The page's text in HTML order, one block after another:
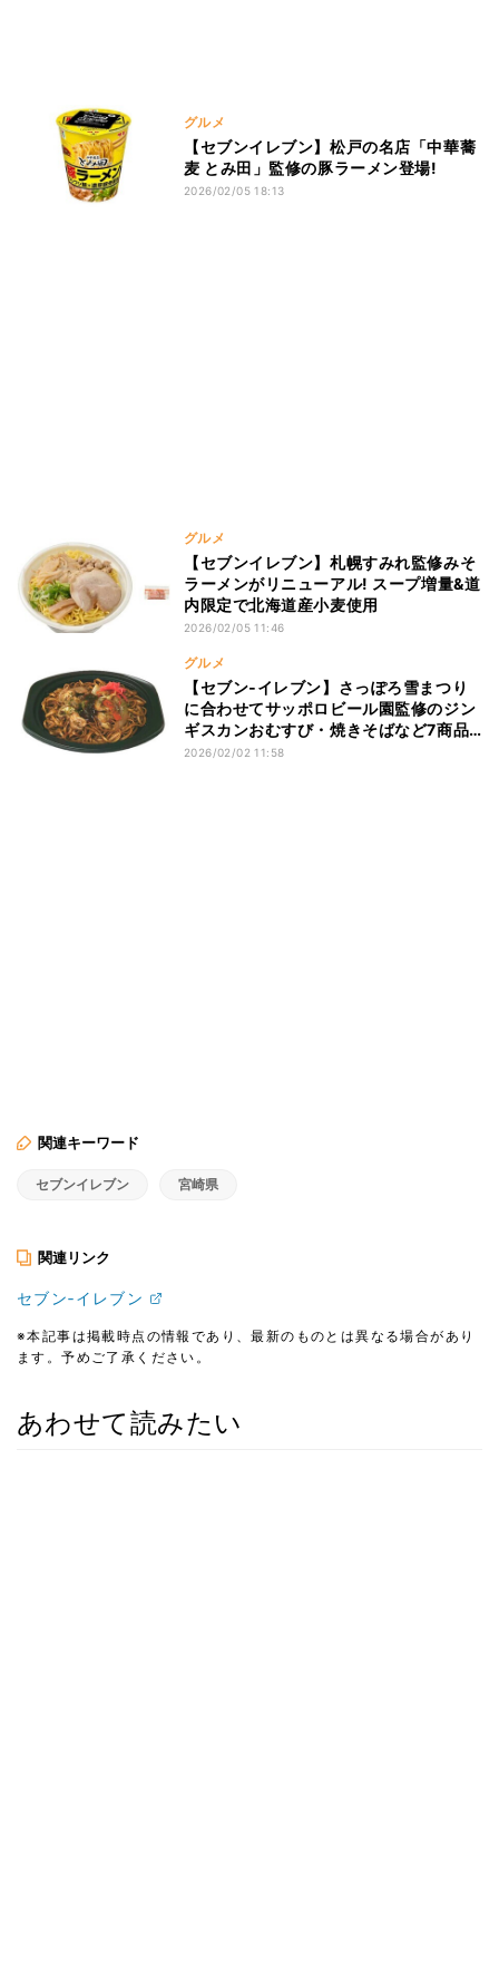
グルメ
【セブンイレブン】松戸の名店「中華蕎
麦 とみ田」監修の豚ラーメン登場!
2026/02/05 18:13
グルメ
【セブンイレブン】札幌すみれ監修みそ
ラーメンがリニューアル! スープ増量&道
内限定で北海道産小麦使用
2026/02/05 11:46
グルメ
【セブン‐イレブン】さっぽろ雪まつり
に合わせてサッポロビール園監修のジン
ギスカンおむすび・焼きそばなど7商品
を発売 - 北海道限定
2026/02/02 11:58
関連キーワード
セブンイレブン 宮崎県
関連リンク
セブン‐イレブン
※本記事は掲載時点の情報であり、最新のものとは異なる場合があり
ます。予めご了承ください。
あわせて読みたい